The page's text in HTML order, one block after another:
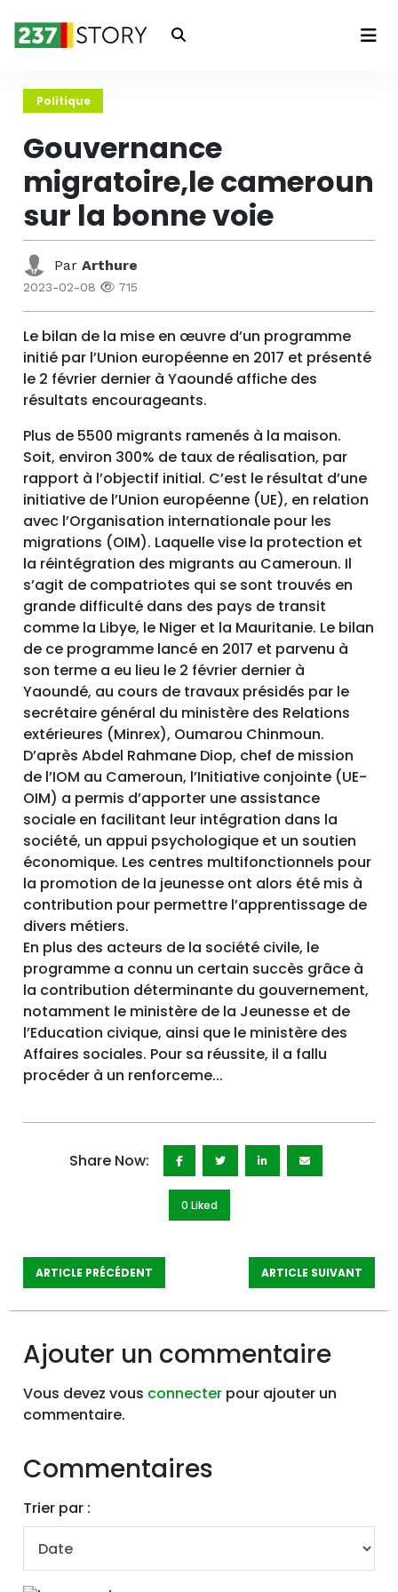
Connexion
Politique
Gouvernance
migratoire,le cameroun
sur la bonne voie
ParArthure
2023-02-08 715
Le bilan de la mise en œuvre d’un programme
initié par l’Union européenne en 2017 et présenté
le 2 février dernier à Yaoundé affiche des
résultats encourageants.
Plus de 5500 migrants ramenés à la maison.
Soit, environ 300% de taux de réalisation, par
rapport à l’objectif initial. C’est le résultat d’une
initiative de l’Union européenne (UE), en relation
avec l’Organisation internationale pour les
migrations (OIM). Laquelle vise la protection et
la réintégration des migrants au Cameroun. Il
s’agit de compatriotes qui se sont trouvés en
grande difficulté dans des pays de transit
comme la Libye, le Niger et la Mauritanie. Le bilan
de ce programme lancé en 2017 et parvenu à
son terme a eu lieu le 2 février dernier à
Yaoundé, au cours de travaux présidés par le
secrétaire général du ministère des Relations
extérieures (Minrex), Oumarou Chinmoun.
D’après Abdel Rahmane Diop, chef de mission
de l’IOM au Cameroun, l’Initiative conjointe (UE-
OIM) a permis d’apporter une assistance
sociale en facilitant leur intégration dans la
société, un appui psychologique et un soutien
économique. Les centres multifonctionnels pour
la promotion de la jeunesse ont alors été mis à
contribution pour permettre l’apprentissage de
divers métiers.
En plus des acteurs de la société civile, le
programme a connu un certain succès grâce à
la contribution déterminante du gouvernement,
notamment le ministère de la Jeunesse et de
l’Education civique, ainsi que le ministère des
Affaires sociales. Pour sa réussite, il a fallu
procéder à un renforceme...
Share Now:
0 Liked
ARTICLE PRÉCÉDENT ARTICLE SUIVANT
Ajouter un commentaire
Vous devez vous connecter pour ajouter un
commentaire.
Commentaires
Trier par :